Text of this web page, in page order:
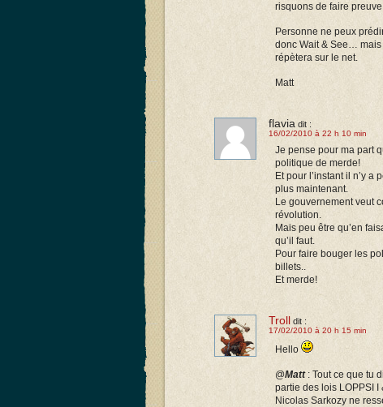
risquons de faire
Personne ne peux
donc Wait & See… mais
répètera sur le net.
Matt
flavia dit :
16/02/2010 à 22 h 10 min
Je pense pour ma part
politique de merde!
Et pour l’instant il n’y a
plus maintenant.
Le gouvernement veut
révolution.
Mais peu être qu’en
qu’il faut.
Pour faire bouger les
billets..
Et merde!
Troll dit :
17/02/2010 à 20 h 15 min
Hello
@Matt: Tout ce que tu
partie des lois LOPPSI
Nicolas Sarkozy ne